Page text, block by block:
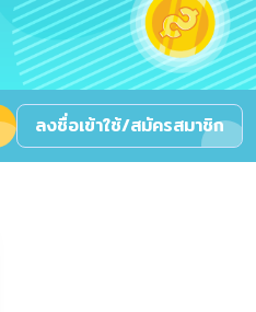
ลงชื่อเข้าใช้/สมัครสมาชิก